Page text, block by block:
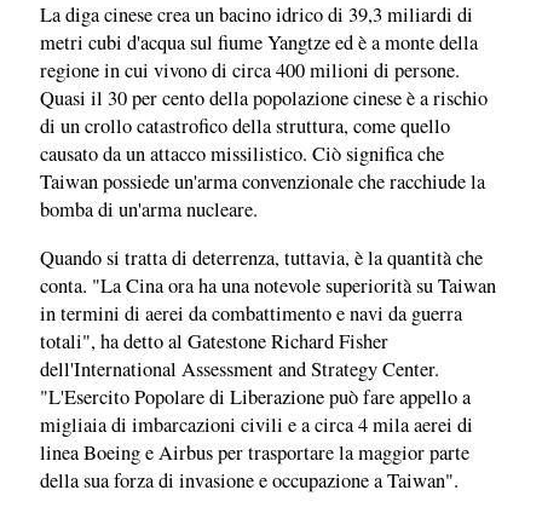
La diga cinese crea un bacino idrico di 39,3 miliardi di
metri cubi d'acqua sul fiume Yangtze ed è a monte della
regione in cui vivono di circa 400 milioni di persone.
Quasi il 30 per cento della popolazione cinese è a rischio
di un crollo catastrofico della struttura, come quello
causato da un attacco missilistico. Ciò significa che
Taiwan possiede un'arma convenzionale che racchiude la
bomba di un'arma nucleare.
Quando si tratta di deterrenza, tuttavia, è la quantità che
conta. "La Cina ora ha una notevole superiorità su Taiwan
in termini di aerei da combattimento e navi da guerra
totali", ha detto al Gatestone Richard Fisher
dell'International Assessment and Strategy Center.
"L'Esercito Popolare di Liberazione può fare appello a
migliaia di imbarcazioni civili e a circa 4 mila aerei di
linea Boeing e Airbus per trasportare la maggior parte
della sua forza di invasione e occupazione a Taiwan".